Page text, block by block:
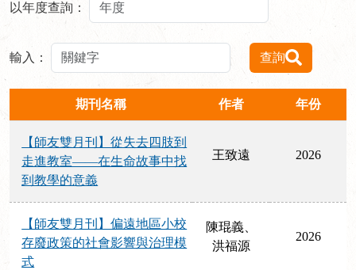
以年度查詢：
輸入： 查詢
期刊名稱 作者 年份
【師友雙月刊】從失去四肢到
走進教室——在生命故事中找
到教學的意義
王致遠 2026
【師友雙月刊】偏遠地區小校
存廢政策的社會影響與治理模
式
陳琨義、
洪福源
2026